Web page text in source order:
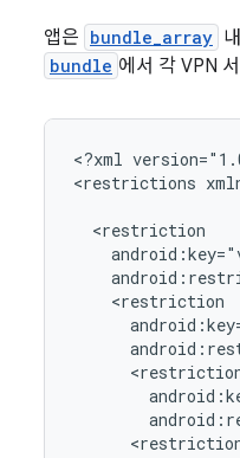
앱은 bundle_array
bundle 에서 각 VPN
<?xml
<restrictions